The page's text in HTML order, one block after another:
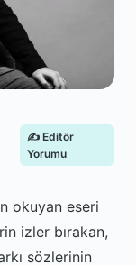
✍️ Editör
Yorumu
okuyan eseri
izler bırakan,
sözlerinin